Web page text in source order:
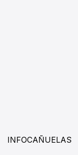
INFOCAÑUELAS